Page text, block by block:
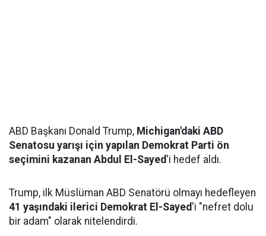
ABD Başkanı Donald Trump, Michigan'daki ABD
Senatosu yarışı için yapılan Demokrat Parti ön
seçimini kazanan Abdul El-Sayed'i hedef aldı.
Trump, ilk Müslüman ABD Senatörü olmayı hedefleyen
41 yaşındaki ilerici Demokrat El-Sayed'i "nefret dolu
bir adam" olarak nitelendirdi.